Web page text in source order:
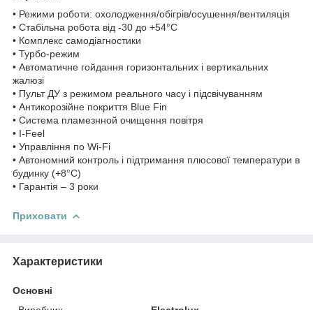
• Режими роботи: охолодження/обігрів/осушення/вентиляція
• Стабільна робота від -30 до +54°C
• Комплекс самодіагностики
• Турбо-режим
• Автоматичне гойдання горизонтальних і вертикальних
жалюзі
• Пульт ДУ з режимом реального часу і підсвічуванням
• Антикорозійне покриття Blue Fin
• Система пламезнной очищення повітря
• I-Feel
• Управління по Wi-Fi
• Автономний контроль і підтримання плюсової температури в
будинку (+8°С)
• Гарантія – 3 роки
Приховати
Характеристики
Основні